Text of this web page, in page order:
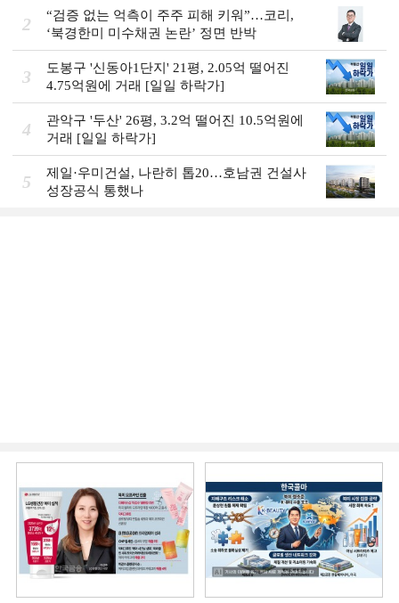
2
“검증 없는 억측이 주주 피해 키워”…코리,
‘북경한미 미수채권 논란’ 정면 반박
3
도봉구 '신동아1단지' 21평, 2.05억 떨어진
4.75억원에 거래 [일일 하락가]
4
관악구 '두산' 26평, 3.2억 떨어진 10.5억원에
거래 [일일 하락가]
5
제일·우미건설, 나란히 톱20…호남권 건설사
성장공식 통했나